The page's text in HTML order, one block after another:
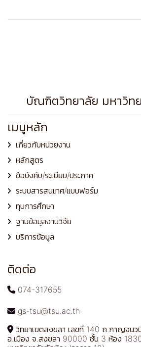
บัณฑิตวิทยาลัย มหาวิ
เมนูหลัก
เกี่ยวกับหน่วยงาน
หลักสูตร
ข้อบังคับ/ระเบียบ/ประกาศ
ระบบสารสนเทศ/แบบฟอร์ม
ทุนการศึกษา
ฐานข้อมูลงานวิจัย
บริการข้อมูล
ติดต่อ
074-317655
gs-tsu@tsu.ac.th
วิทยาเขตสงขลา เลขที่ 140 ถ.กาญจนว
อ.เมือง จ.สงขลา 90000 ชั้น 3 ห้อง